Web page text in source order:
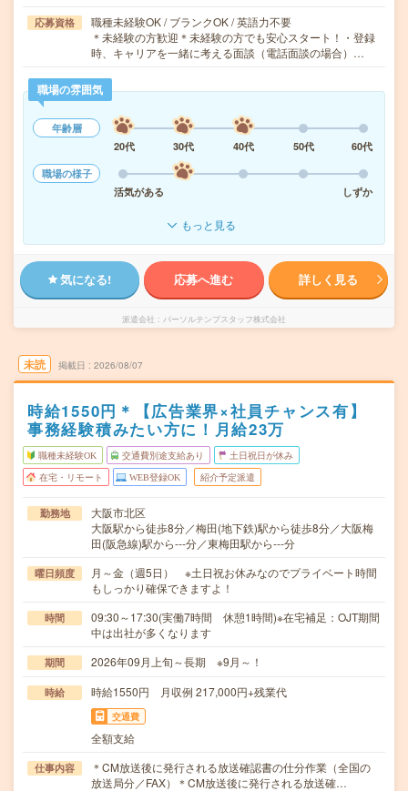
応募資格
職種未経験OK / ブランクOK / 英語力不要
＊未経験の方歓迎＊未経験の方でも安心スタート！・登録
時、キャリアを一緒に考える面談（電話面談の場合）…
職場の雰囲気
年齢層
20代
30代 40代 50代
60代
職場の様子
活気がある
しずか
もっと見る
気になる! 応募へ進む 詳しく見る
派遣会社 パーソルテンプスタッフ株式会社
未読 掲載日 2026/08/07
時給1550円＊【広告業界×社員チャンス有】
事務経験積みたい方に！月給23万
職種未経験OK 交通費別途支給あり 土日祝日が休み
在宅・リモート WEB登録OK 紹介予定派遣
勤務地
大阪市北区
大阪駅から徒歩8分／梅田(地下鉄)駅から徒歩8分／大阪梅
田(阪急線)駅から---分／東梅田駅から---分
曜日頻度
月～金（週5日） ※土日祝お休みなのでプライベート時間
もしっかり確保できますよ！
時間
09:30～17:30(実働7時間 休憩1時間)※在宅補足：OJT期間
中は出社が多くなります
期間 2026年09月上旬～長期 ※9月～！
時給 時給1550円 月収例 217,000円+残業代
交通費
全額支給
仕事内容
＊CM放送後に発行される放送確認書の仕分作業（全国の
放送局分／FAX）＊CM放送後に発行される放送確…